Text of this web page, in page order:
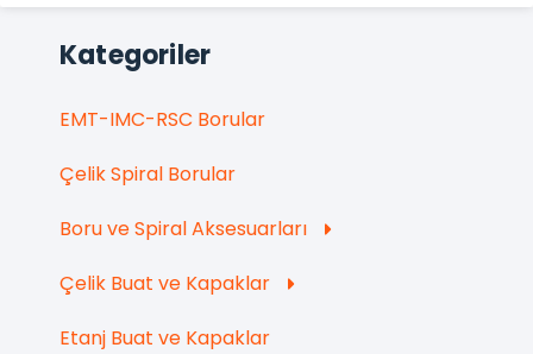
Kategoriler
EMT-IMC-RSC Borular
Çelik Spiral Borular
Boru ve Spiral Aksesuarları
Çelik Buat ve Kapaklar
Etanj Buat ve Kapaklar